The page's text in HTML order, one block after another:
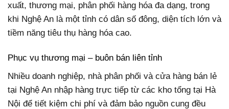
xuất, thương mại, phân phối hàng hóa đa dạng, trong
khi Nghệ An là một tỉnh có dân số đông, diện tích lớn và
tiềm năng tiêu thụ hàng hóa cao.
Phục vụ thương mại – buôn bán liên tỉnh
Nhiều doanh nghiệp, nhà phân phối và cửa hàng bán lẻ
tại Nghệ An nhập hàng trực tiếp từ các kho tổng tại Hà
Nội để tiết kiệm chi phí và đảm bảo nguồn cung đều